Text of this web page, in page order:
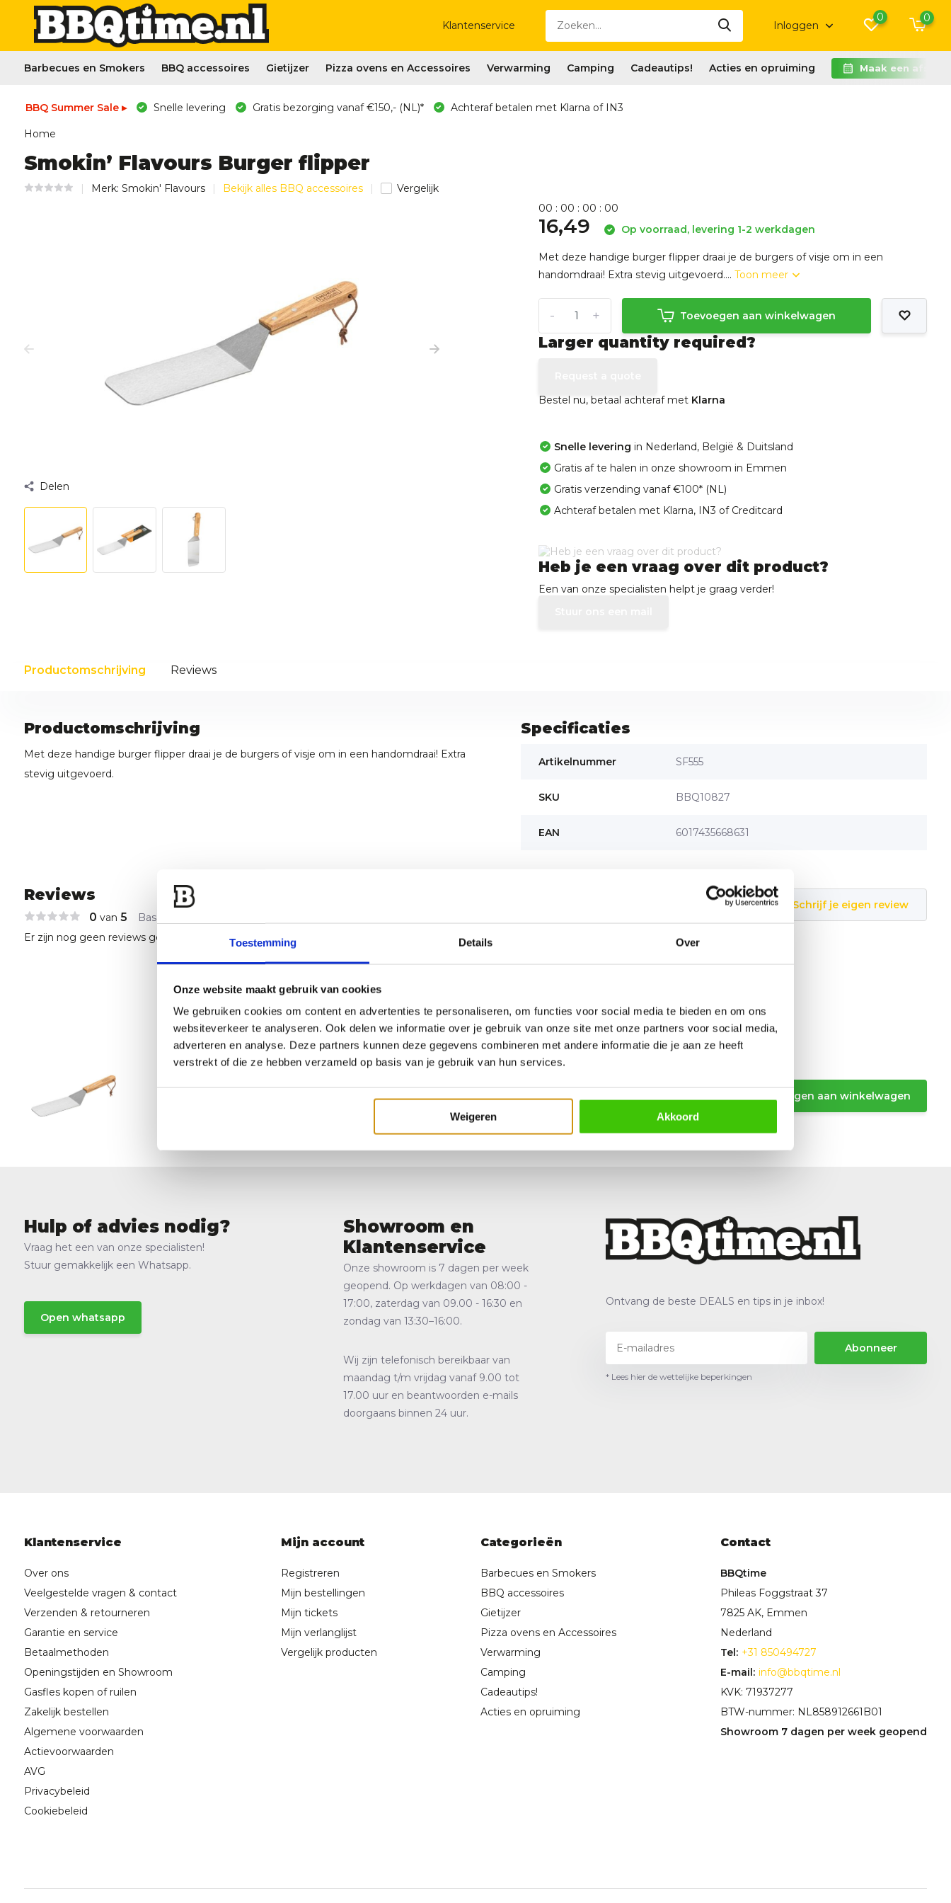
Toestemming Details Over
Onze website maakt gebruik van cookies
We gebruiken cookies om content en advertenties te personaliseren, om functies voor social media te bieden en om ons
websiteverkeer te analyseren. Ook delen we informatie over je gebruik van onze site met onze partners voor social media,
adverteren en analyse. Deze partners kunnen deze gegevens combineren met andere informatie die je aan ze heeft
verstrekt of die ze hebben verzameld op basis van je gebruik van hun services.
Weigeren Akkoord
Klantenservice Inloggen
0 0
Barbecues en Smokers BBQ accessoires Gietijzer Pizza ovens en Accessoires Verwarming Camping Cadeautips! Acties en opruiming Maak een
BBQ Summer Sale ▸ Snelle levering Gratis bezorging vanaf €150,- (NL)* Achteraf betalen met Klarna of IN3
Home
Smokin’ Flavours Burger flipper
Merk: Smokin' Flavours Bekijk alles BBQ accessoires Vergelijk
Delen
00 : 00 : 00 : 00
16,49 Op voorraad, levering 1-2 werkdagen
Met deze handige burger flipper draai je de burgers of visje om in een
handomdraai! Extra stevig uitgevoerd....Toon meer
+
- Toevoegen aan winkelwagen
Larger quantity required?
Bestel nu, betaal achteraf met Klarna
Snelle levering in Nederland, België & Duitsland
Gratis af te halen in onze showroom in Emmen
Gratis verzending vanaf €100* (NL)
Achteraf betalen met Klarna, IN3 of Creditcard
Heb je een vraag over dit product?
Een van onze specialisten helpt je graag verder!
Productomschrijving Reviews
Productomschrijving
Met deze handige burger flipper draai je de burgers of visje om in een handomdraai! Extra
stevig uitgevoerd.
Specificaties
Artikelnummer SF555
SKU BBQ10827
EAN 6017435668631
Reviews
0 van 5 Based on 0 reviews
Schrijf je eigen review
Er zijn nog geen reviews geschreven over dit product..
16,49 Smokin’ Flavours Burger flipper Toevoegen aan winkelwagen
Hulp of advies nodig?
Vraag het een van onze specialisten!
Stuur gemakkelijk een Whatsapp.
Open whatsapp
Showroom en
Klantenservice
Onze showroom is 7 dagen per week
geopend. Op werkdagen van 08:00 -
17:00, zaterdag van 09.00 - 16:30 en
zondag van 13:30–16:00.
Wij zijn telefonisch bereikbaar van
maandag t/m vrijdag vanaf 9.00 tot
17.00 uur en beantwoorden e-mails
doorgaans binnen 24 uur.
Ontvang de beste DEALS en tips in je inbox!
Abonneer
* Lees hier de wettelijke beperkingen
Klantenservice
Over ons
Veelgestelde vragen & contact
Verzenden & retourneren
Garantie en service
Betaalmethoden
Openingstijden en Showroom
Gasfles kopen of ruilen
Zakelijk bestellen
Algemene voorwaarden
Actievoorwaarden
AVG
Privacybeleid
Cookiebeleid
Mijn account
Registreren
Mijn bestellingen
Mijn tickets
Mijn verlanglijst
Vergelijk producten
Categorieën
Barbecues en Smokers
BBQ accessoires
Gietijzer
Pizza ovens en Accessoires
Verwarming
Camping
Cadeautips!
Acties en opruiming
Contact
BBQtime
Phileas Foggstraat 37
7825 AK, Emmen
Nederland
Tel: +31 850494727
E-mail: info@bbqtime.nl
KVK: 71937277
BTW-nummer: NL858912661B01
Showroom 7 dagen per week geopend